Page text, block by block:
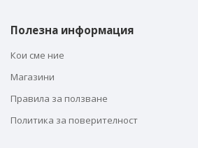
Полезна информация
Кои сме ние
Магазини
Правила за ползване
Политика за поверителност